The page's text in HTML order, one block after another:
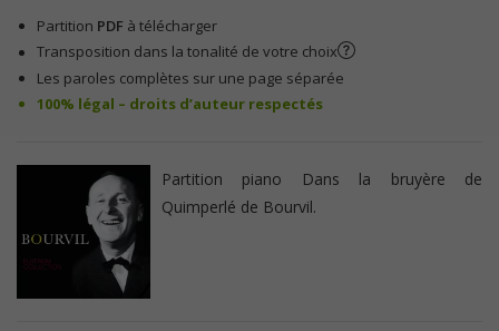
Partition PDF à télécharger
Transposition dans la tonalité de votre choix
Les paroles complètes sur une page séparée
100% légal – droits d’auteur respectés
Partition piano Dans la bruyère de
Quimperlé de Bourvil.